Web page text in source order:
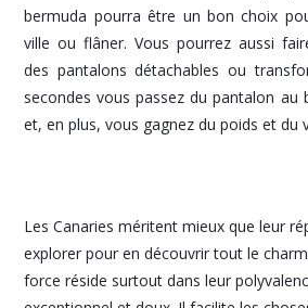
bermuda pourra être un bon choix
ville ou flâner. Vous pourrez aussi
des pantalons détachables ou
secondes vous passez du pantalon au
et, en plus, vous gagnez du poids et du
Les Canaries méritent mieux que leur
explorer pour en découvrir tout le
force réside surtout dans leur